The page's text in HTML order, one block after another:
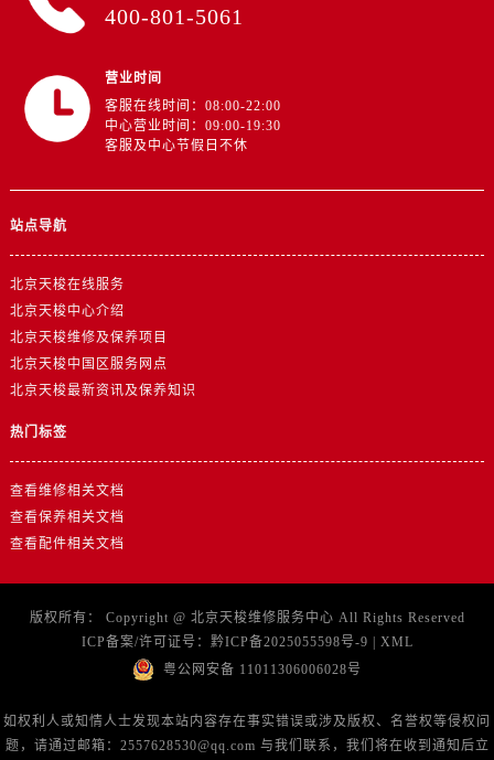
400-801-5061
营业时间
客服在线时间：08:00-22:00
中心营业时间：09:00-19:30
客服及中心节假日不休
站点导航
北京天梭在线服务
北京天梭中心介绍
北京天梭维修及保养项目
北京天梭中国区服务网点
北京天梭最新资讯及保养知识
热门标签
查看维修相关文档
查看保养相关文档
查看配件相关文档
版权所有： Copyright @ 北京天梭维修服务中心 All Rights Reserved
ICP备案/许可证号： 黔ICP备2025055598号-9
XML
粤公网安备 11011306006028号
如权利人或知情人士发现本站内容存在事实错误或涉及版权、名誉权等侵权问
题，请通过邮箱：2557628530@qq.com 与我们联系，我们将在收到通知后立